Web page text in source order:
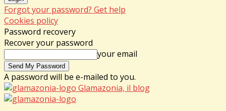
Forgot your password? Get help
Cookies policy
Password recovery
Recover your password
your email
A password will be e-mailed to you.
Glamazonia, il blog